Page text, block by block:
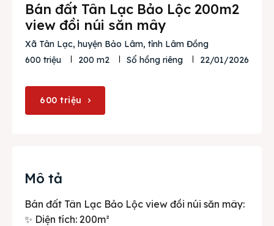
Search
Bán đất Tân Lạc Bảo Lộc 200m2
view đồi núi săn mây
Xã Tân Lạc, huyện Bảo Lâm, tỉnh Lâm Đồng
600 triệu
200 m2 Sổ hồng riêng 22/01/2026
600 triệu
Mô tả
Bán đất Tân Lạc Bảo Lộc view đồi núi săn mây:
✨ Diện tích: 200m²